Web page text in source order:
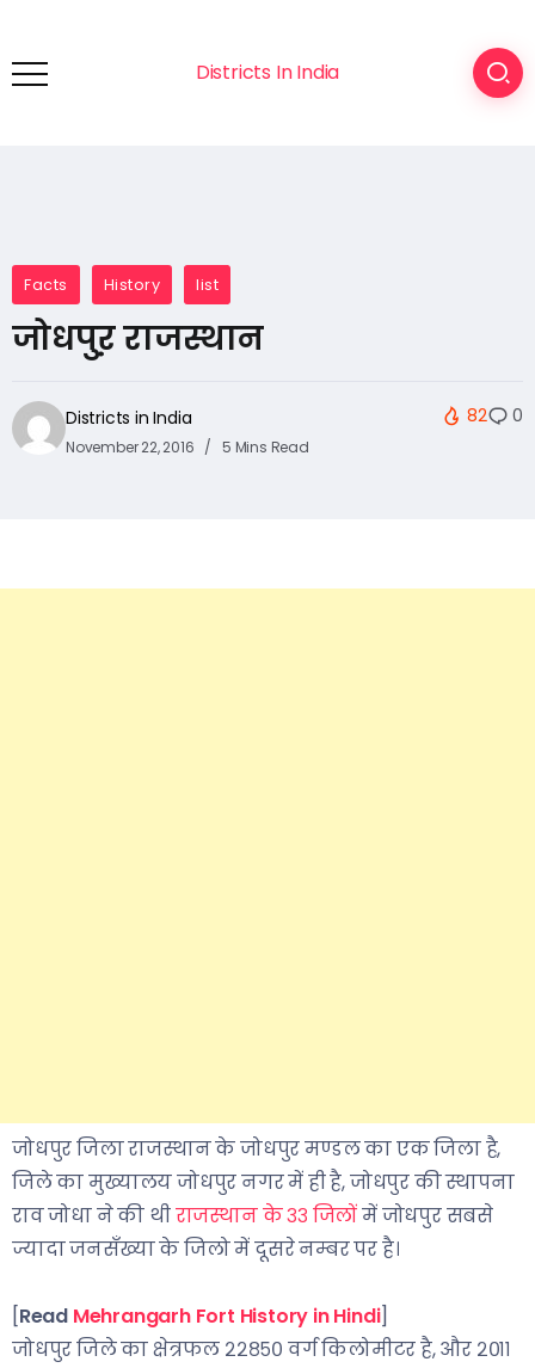
Districts In India
Facts History list
जोधपुऱ राजस्थान
Districts in India
November 22, 2016 5 Mins Read
82 0
जोधपुर जिला राजस्थान के जोधपुर मण्डल का एक जिला है,
जिले का मुख्यालय जोधपुर नगर में ही है, जोधपुर की स्थापना
राव जोधा ने की थीराजस्थान के ३३ जिलोंमें जोधपुर सबसे
ज्यादा जनसँख्या के जिलो में दूसरे नम्बर पर है।
[Read Mehrangarh Fort History in Hindi]
जोधपुर जिले का क्षेत्रफल २२८५० वर्ग किलोमीटर है, और २०११